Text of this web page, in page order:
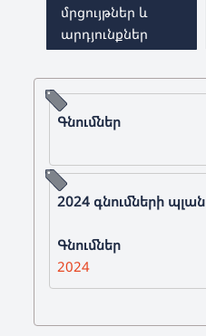
մրցույթներ և
արդյունքներ
Գնումներ
2024 գնումների պլան
Գնումներ
2024